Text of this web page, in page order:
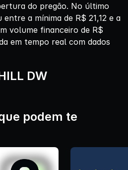
do pregão. No último
a mínima de R$ 21,12 e a
volume financeiro de R$
em tempo real com dados
DW
podem te